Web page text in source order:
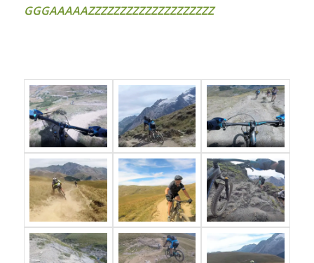
GGGAAAAAZZZZZZZZZZZZZZZZZZZZ